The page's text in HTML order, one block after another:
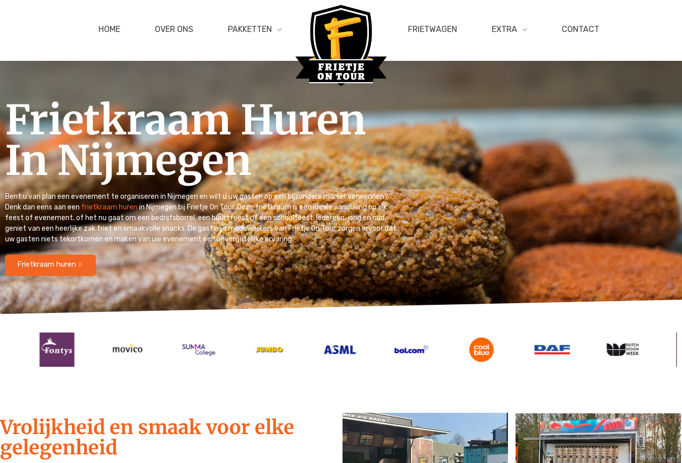
Frietje on Tour
HOME OVER ONS PAKKETTEN FRIETWAGEN EXTRA CONTACT
Frietkraam Huren
In Nijmegen
Bent u van plan een evenement te organiseren in Nijmegen en wilt u uw gasten op een bijzondere manier verwennen?
Denk dan eens aan een frietkraam hurenin Nijmegen bij Frietje On Tour. Deze frietkraam is een ideale aanvulling op elk
feest of evenement, of het nu gaat om een bedrijfsborrel, een buurtfeest of een schoolfeest. Iedereen, jong en oud,
geniet van een heerlijke zak friet en smaakvolle snacks. De gastvrije medewerkers van Frietje On Tour zorgen ervoor dat
uw gasten niets tekortkomen en maken van uw evenement een onvergetelijke ervaring.
Frietkraam huren
Vrolijkheid en smaak voor elke
gelegenheid